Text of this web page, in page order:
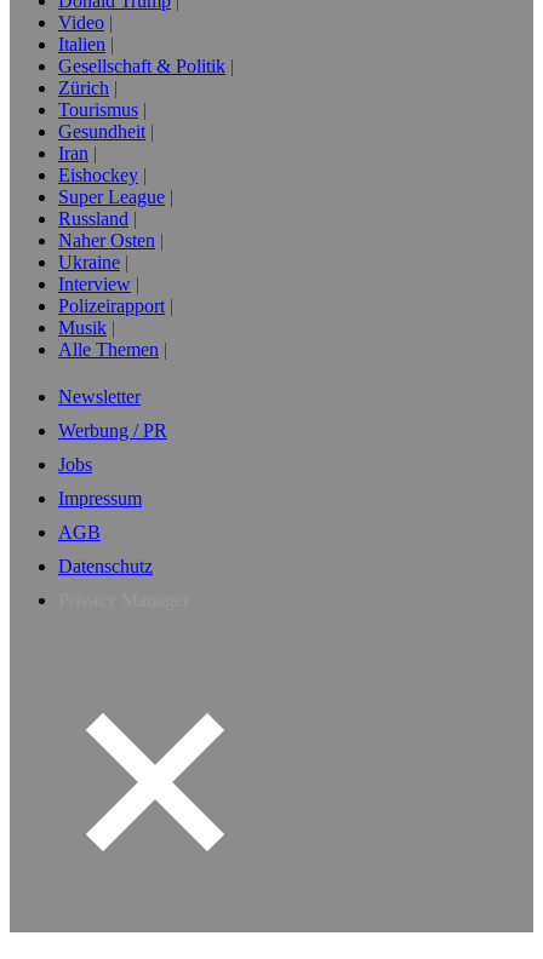
Video
Italien
Gesellschaft & Politik
Zürich
Tourismus
Gesundheit
Iran
Eishockey
Super League
Russland
Naher Osten
Ukraine
Interview
Polizeirapport
Musik
Alle Themen
Newsletter
Werbung / PR
Jobs
Impressum
AGB
Datenschutz